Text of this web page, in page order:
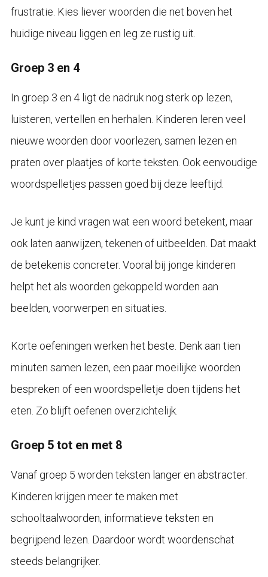
frustratie. Kies liever woorden die net boven het
huidige niveau liggen en leg ze rustig uit.
Groep 3 en 4
In groep 3 en 4 ligt de nadruk nog sterk op lezen,
luisteren, vertellen en herhalen. Kinderen leren veel
nieuwe woorden door voorlezen, samen lezen en
praten over plaatjes of korte teksten. Ook eenvoudige
woordspelletjes passen goed bij deze leeftijd.
Je kunt je kind vragen wat een woord betekent, maar
ook laten aanwijzen, tekenen of uitbeelden. Dat maakt
de betekenis concreter. Vooral bij jonge kinderen
helpt het als woorden gekoppeld worden aan
beelden, voorwerpen en situaties.
Korte oefeningen werken het beste. Denk aan tien
minuten samen lezen, een paar moeilijke woorden
bespreken of een woordspelletje doen tijdens het
eten. Zo blijft oefenen overzichtelijk.
Groep 5 tot en met 8
Vanaf groep 5 worden teksten langer en abstracter.
Kinderen krijgen meer te maken met
schooltaalwoorden, informatieve teksten en
begrijpend lezen. Daardoor wordt woordenschat
steeds belangrijker.